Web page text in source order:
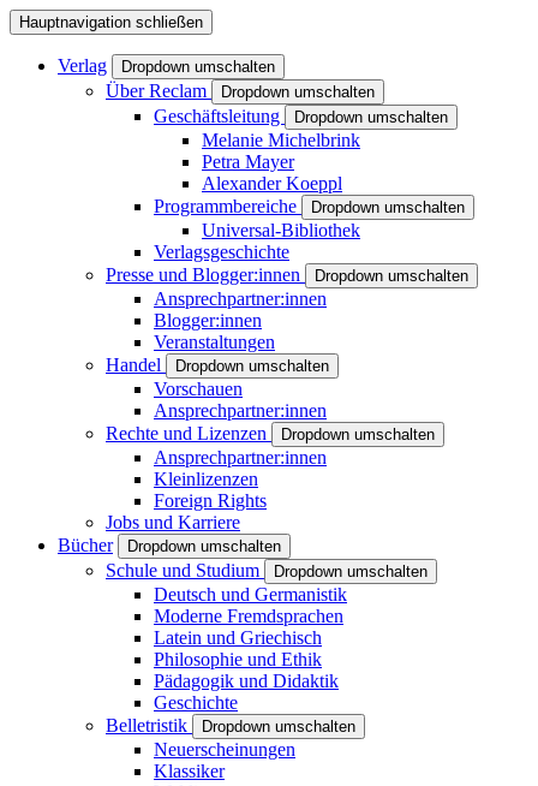
Hauptnavigation schließen
Verlag Dropdown umschalten
Über Reclam Dropdown umschalten
Geschäftsleitung Dropdown umschalten
Melanie Michelbrink
Petra Mayer
Alexander Koeppl
Programmbereiche
Dropdown umschalten
Universal-Bibliothek
Verlagsgeschichte
Presse und Blogger:innen
Dropdown umschalten
Ansprechpartner:innen
Blogger:innen
Veranstaltungen
Handel
Dropdown umschalten
Vorschauen
Ansprechpartner:innen
Rechte und Lizenzen
Dropdown umschalten
Ansprechpartner:innen
Kleinlizenzen
Foreign Rights
Jobs und Karriere
Bücher
Dropdown umschalten
Schule und Studium Dropdown umschalten
Deutsch und Germanistik
Moderne Fremdsprachen
Latein und Griechisch
Philosophie und Ethik
Pädagogik und Didaktik
Geschichte
Belletristik
Dropdown umschalten
Neuerscheinungen
Klassiker